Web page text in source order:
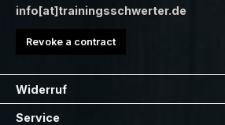
info[at]trainingsschwerter.de
Revoke a contract
Widerruf
Service